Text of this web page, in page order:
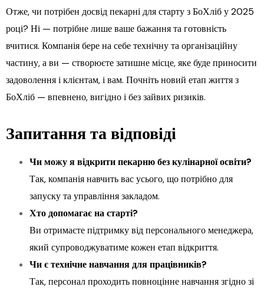
Отже, чи потрібен досвід пекарні для старту з БоХліб у 2025
році? Ні — потрібне лише ваше бажання та готовність
вчитися. Компанія бере на себе технічну та організаційну
частину, а ви — створюєте затишне місце, яке буде приносити
задоволення і клієнтам, і вам. Почніть новий етап життя з
БоХліб — впевнено, вигідно і без зайвих ризиків.
Запитання та відповіді
Чи можу я відкрити пекарню без кулінарної освіти?
Так, компанія навчить вас усього, що потрібно для
запуску та управління закладом.
Хто допомагає на старті?
Ви отримаєте підтримку від персонального менеджера,
який супроводжуватиме кожен етап відкриття.
Чи є технічне навчання для працівників?
Так, персонал проходить повноцінне навчання згідно зі